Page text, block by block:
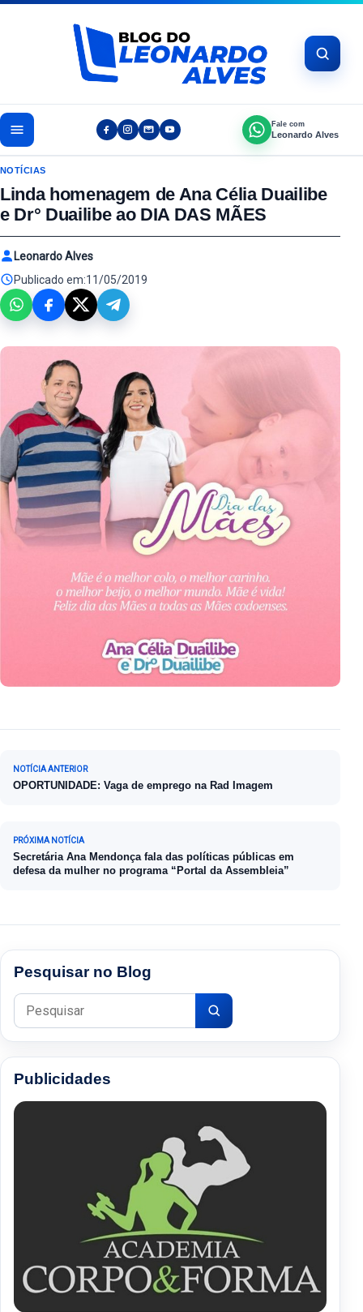
Pular para o conteúdo
Fale com
Leonardo Alves
NOTÍCIAS
Linda homenagem de Ana Célia Duailibe
e Dr° Duailibe ao DIA DAS MÃES
Leonardo Alves
Publicado em:11/05/2019
Navegação de Post
NOTÍCIA ANTERIOR
OPORTUNIDADE: Vaga de emprego na Rad Imagem
PRÓXIMA NOTÍCIA
Secretária Ana Mendonça fala das políticas públicas em
defesa da mulher no programa “Portal da Assembleia”
Pesquisar no Blog
Pesquisar por:
Publicidades